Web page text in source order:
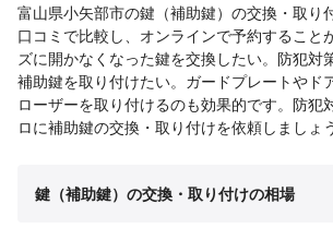
富山県小矢部市の鍵（補助鍵）の交換・取り
口コミで比較し、オンラインで予約すること
ズに開かなくなった鍵を交換したい。防犯対
補助鍵を取り付けたい。ガードプレートやド
ローザーを取り付けるのも効果的です。防犯
ロに補助鍵の交換・取り付けを依頼しましょ
鍵（補助鍵）の交換・取り付けの相場